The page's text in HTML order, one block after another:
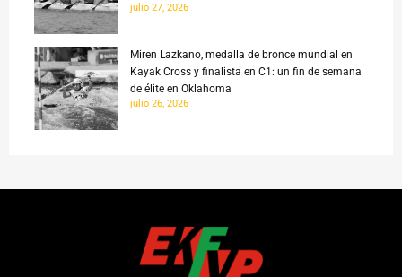
julio 27, 2026
Miren Lazkano, medalla de bronce mundial en
Kayak Cross y finalista en C1: un fin de semana
de élite en Oklahoma
julio 26, 2026